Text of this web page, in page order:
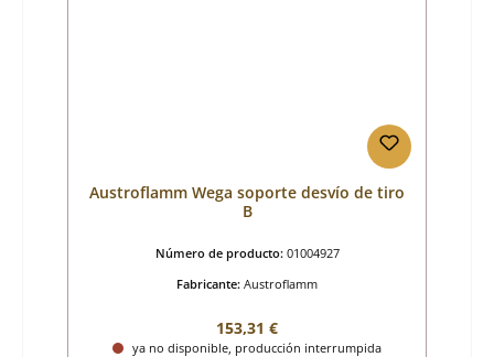
Austroflamm Wega soporte desvío de tiro
B
Número de producto: 01004927
Fabricante: Austroflamm
Precio normal:
153,31 €
ya no disponible, producción interrumpida